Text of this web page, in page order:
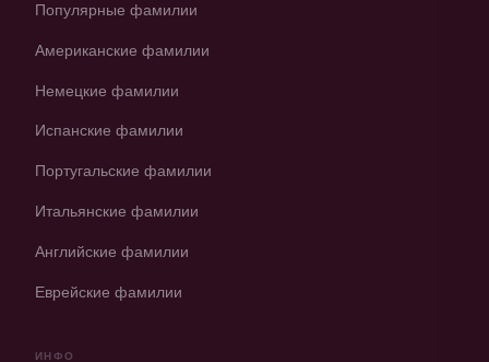
Популярные фамилии
Американские фамилии
Немецкие фамилии
Испанские фамилии
Португальские фамилии
Итальянские фамилии
Английские фамилии
Еврейские фамилии
ИНФО